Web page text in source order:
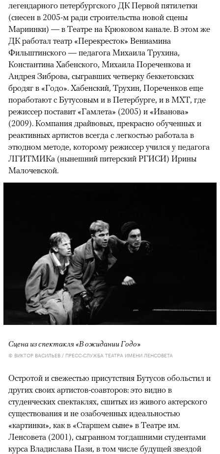
легендарного петербургского ДК Первой пятилетки
(снесен в 2005-м ради строительства новой сцены
Мариинки) — в Театре на Крюковом канале. В этом же
ДК работал театр «Перекресток» Вениамина
Фильштинского — педагога Михаила Трухина,
Константина Хабенского, Михаила Пореченкова и
Андрея Зиброва, сыгравших четверку беккетовских
бродяг в «Годо». Хабенский, Трухин, Пореченков еще
поработают с Бутусовым и в Петербурге, и в МХТ, где
режиссер поставит «Гамлета» (2005) и «Иванова»
(2009). Компания драйвовых, прекрасно обученных и
реактивных артистов всегда с легкостью работала в
этюдном методе, которому режиссер учился у педагога
ЛГИТМИКа (нынешний питерский РГИСИ) Ирины
Малочевской.
Сцена из спектакля «В ожидании Годо»
© ВИКТОР ВАСИЛЬЕВ / ПРЕСС-СЛУЖБА ТЕАТРА ИМЕНИ ЛЕНСОВЕТА
Остротой и свежестью присутствия Бутусов обольстил и
других своих артистов-соавторов: это видно в
студенческих спектаклях, сшитых из живого актерского
существования и не озабоченных идеальностью
«картинки», как в «Старшем сыне» в Театре им.
Ленсовета (2001), сыгранном тогдашними студентами
курса Владислава Пази, в том числе будущей звездой